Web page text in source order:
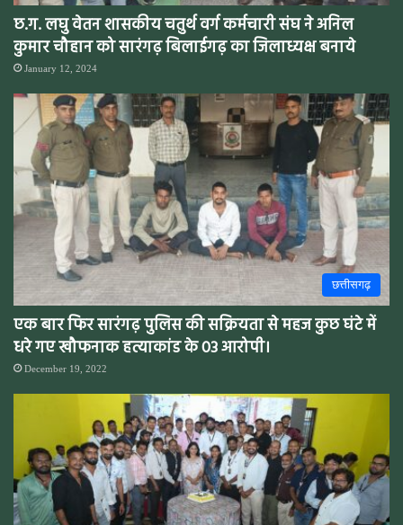
छ.ग. लघु वेतन शासकीय चतुर्थ वर्ग कर्मचारी संघ ने अनिल
कुमार चौहान को सारंगढ़ बिलाईगढ़ का जिलाध्यक्ष बनाये
January 12, 2024
छत्तीसगढ़
एक बार फिर सारंगढ़ पुलिस की सक्रियता से महज कुछ घंटे में
धरे गए खौफनाक हत्याकांड के 03 आरोपी।
December 19, 2022